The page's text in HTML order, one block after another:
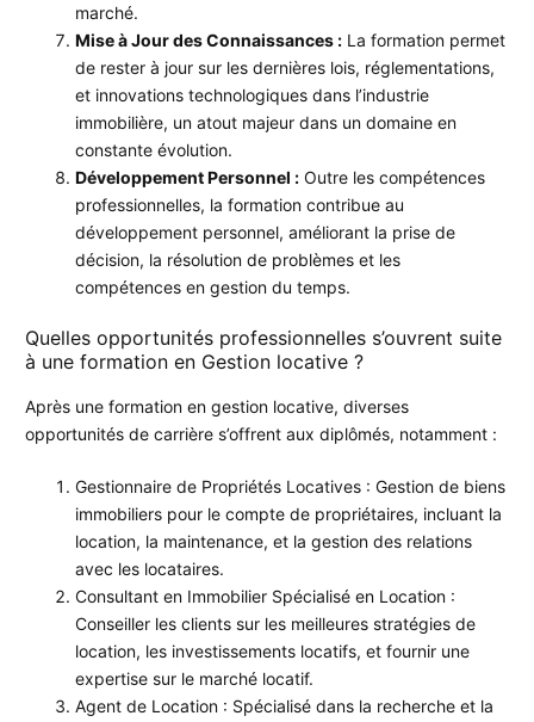
marché.
Mise à Jour des Connaissances : La formation permet
de rester à jour sur les dernières lois, réglementations,
et innovations technologiques dans l’industrie
immobilière, un atout majeur dans un domaine en
constante évolution.
Développement Personnel : Outre les compétences
professionnelles, la formation contribue au
développement personnel, améliorant la prise de
décision, la résolution de problèmes et les
compétences en gestion du temps.
Quelles opportunités professionnelles s’ouvrent suite
à une formation en Gestion locative ?
Après une formation en gestion locative, diverses
opportunités de carrière s’offrent aux diplômés, notamment :
Gestionnaire de Propriétés Locatives : Gestion de biens
immobiliers pour le compte de propriétaires, incluant la
location, la maintenance, et la gestion des relations
avec les locataires.
Consultant en Immobilier Spécialisé en Location :
Conseiller les clients sur les meilleures stratégies de
location, les investissements locatifs, et fournir une
expertise sur le marché locatif.
Agent de Location : Spécialisé dans la recherche et la